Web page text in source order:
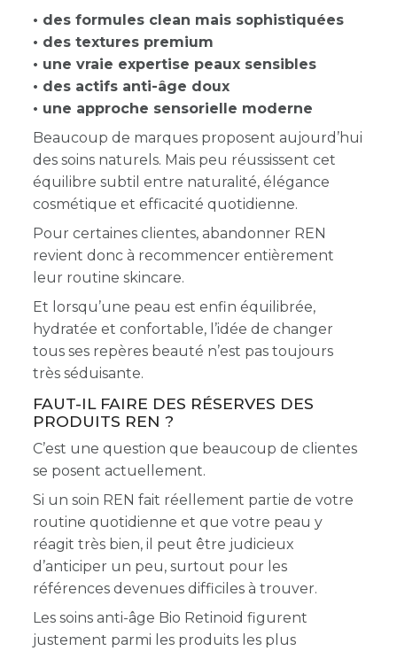
• des formules clean mais sophistiquées
• des textures premium
• une vraie expertise peaux sensibles
• des actifs anti-âge doux
• une approche sensorielle moderne
Beaucoup de marques proposent aujourd’hui
des soins naturels. Mais peu réussissent cet
équilibre subtil entre naturalité, élégance
cosmétique et efficacité quotidienne.
Pour certaines clientes, abandonner REN
revient donc à recommencer entièrement
leur routine skincare.
Et lorsqu’une peau est enfin équilibrée,
hydratée et confortable, l’idée de changer
tous ses repères beauté n’est pas toujours
très séduisante.
FAUT-IL FAIRE DES RÉSERVES DES
PRODUITS REN ?
C’est une question que beaucoup de clientes
se posent actuellement.
Si un soin REN fait réellement partie de votre
routine quotidienne et que votre peau y
réagit très bien, il peut être judicieux
d’anticiper un peu, surtout pour les
références devenues difficiles à trouver.
Les soins anti-âge Bio Retinoid figurent
justement parmi les produits les plus